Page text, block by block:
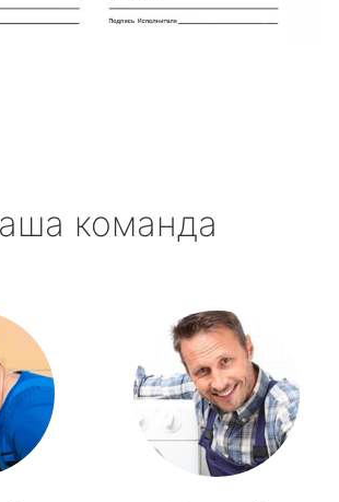
команда